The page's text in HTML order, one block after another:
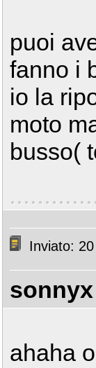
puoi
fanno i
io la
moto
busso(
Inviato:
sonnyx
ahaha